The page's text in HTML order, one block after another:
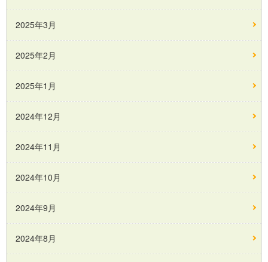
2025年3月
2025年2月
2025年1月
2024年12月
2024年11月
2024年10月
2024年9月
2024年8月